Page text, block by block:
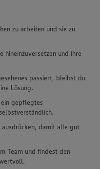
zu arbeiten und sie zu
und ihre
passiert, bleibst du
Lösung.
gepflegtes
damit alle gut
Team und findest den